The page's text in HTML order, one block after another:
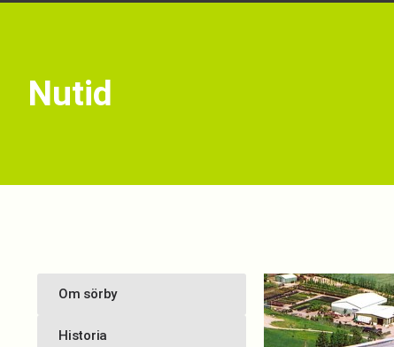
Nutid
Om sörby
Historia